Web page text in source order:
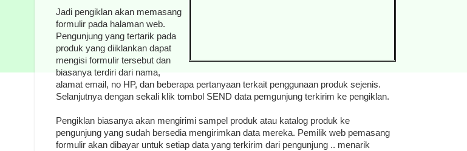
Jadi pengiklan akan memasang
formulir pada halaman web.
Pengunjung yang tertarik pada
produk yang diiklankan dapat
mengisi formulir tersebut dan
biasanya terdiri dari nama,
alamat email, no HP, dan beberapa pertanyaan terkait penggunaan produk sejenis.
Selanjutnya dengan sekali klik tombol SEND data pemgunjung terkirim ke pengiklan.
Pengiklan biasanya akan mengirimi sampel produk atau katalog produk ke
pengunjung yang sudah bersedia mengirimkan data mereka. Pemilik web pemasang
formulir akan dibayar untuk setiap data yang terkirim dari pengunjung .. menarik